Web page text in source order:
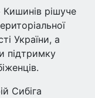
рішуче
України, а
підтримку
Сибіга